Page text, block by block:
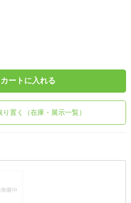
カートに入れる
り置く（在庫・展示一覧）